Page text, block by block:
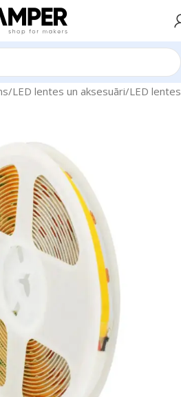
/LED lentes un aksesuāri/LED lentes